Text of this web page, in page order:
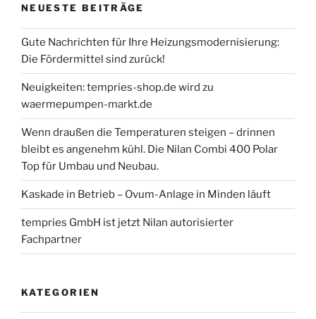
NEUESTE BEITRÄGE
Gute Nachrichten für Ihre Heizungsmodernisierung:
Die Fördermittel sind zurück!
Neuigkeiten: tempries-shop.de wird zu
waermepumpen-markt.de
Wenn draußen die Temperaturen steigen – drinnen
bleibt es angenehm kühl. Die Nilan Combi 400 Polar
Top für Umbau und Neubau.
Kaskade in Betrieb – Ovum-Anlage in Minden läuft
tempries GmbH ist jetzt Nilan autorisierter
Fachpartner
KATEGORIEN